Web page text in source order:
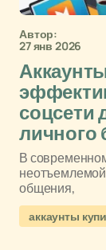
Автор:
27 янв 2026
соцсети
личного
В
общения,
аккаунты